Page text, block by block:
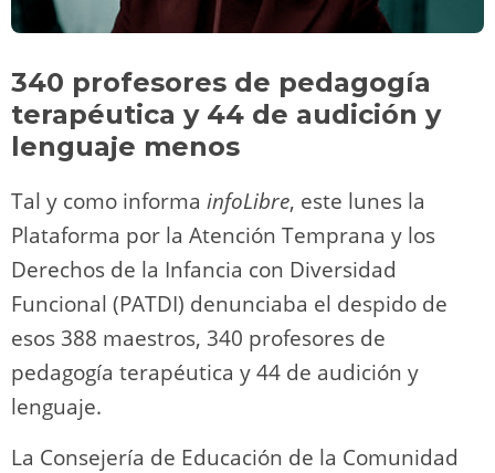
340 profesores de pedagogía
terapéutica y 44 de audición y
lenguaje menos
Tal y como informa infoLibre, este lunes la
Plataforma por la Atención Temprana y los
Derechos de la Infancia con Diversidad
Funcional (PATDI) denunciaba el despido de
esos 388 maestros, 340 profesores de
pedagogía terapéutica y 44 de audición y
lenguaje.
La Consejería de Educación de la Comunidad